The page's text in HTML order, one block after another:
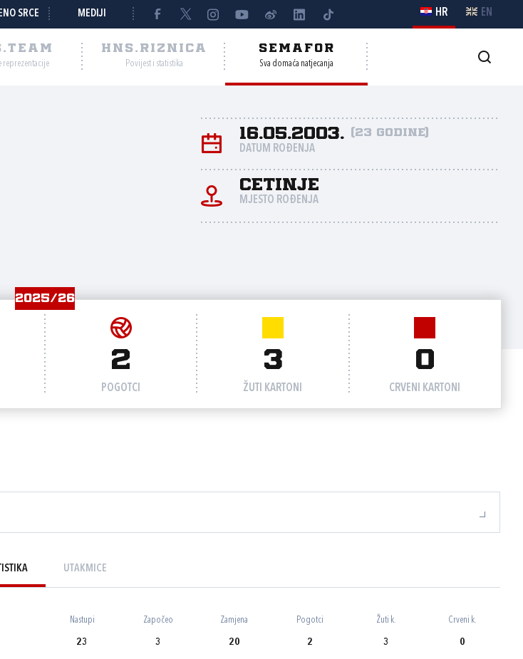
SRCE MEDIJI HR EN
reprezentacije
HNS.RIZNICA
Povijest i statistika
SEMAFOR
Sva domaća natjecanja
16.05.2003. (23 godine)
DATUM ROĐENJA
Cetinje
MJESTO ROĐENJA
2025/26
2
POGOTCI
3
ŽUTI KARTONI
0
CRVENI KARTONI
UTAKMICE
Nastupi Započeo Zamjena Pogotci Žuti k. Crveni k.
23 3 20 2 3 0